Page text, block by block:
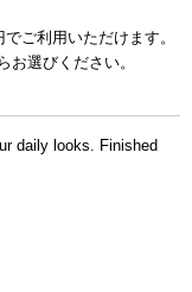
でご利用いただけます。
お選びください。
daily looks. Finished